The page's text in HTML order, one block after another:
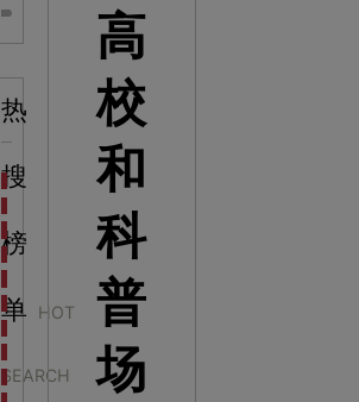
热
搜
榜
单 HOT
SEARCH
科学梦成功中标公主岭市科技馆新馆项目
科学梦中标中国科学技术馆2022年中国流动科技馆
科学梦中标洛阳市科学技术馆展品采购项目
科学梦中标方城县科技馆展厅升级项目
科学梦中标濮阳县科技馆公共安全体验馆项目
科学梦集团中标广西大学海洋科教馆项目
科学梦集团中标淮师附小科技长廊展项目
科学梦集团中标洪泽湖治理保护展示馆项目
高
校
和
科
普
场